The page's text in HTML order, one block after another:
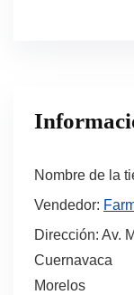
Nombre de la
Vendedor:
Dirección: Av.
Cuernavaca
Morelos